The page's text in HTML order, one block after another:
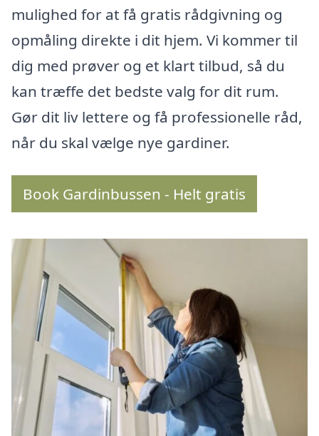
mulighed for at få gratis rådgivning og
opmåling direkte i dit hjem. Vi kommer til
dig med prøver og et klart tilbud, så du
kan træffe det bedste valg for dit rum.
Gør dit liv lettere og få professionelle råd,
når du skal vælge nye gardiner.
Book Gardinbussen - Helt gratis